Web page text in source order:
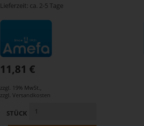
Lieferzeit: ca. 2-5 Tage
11,81 €
zzgl. 19% MwSt.
zzgl.Versandkosten
STÜCK